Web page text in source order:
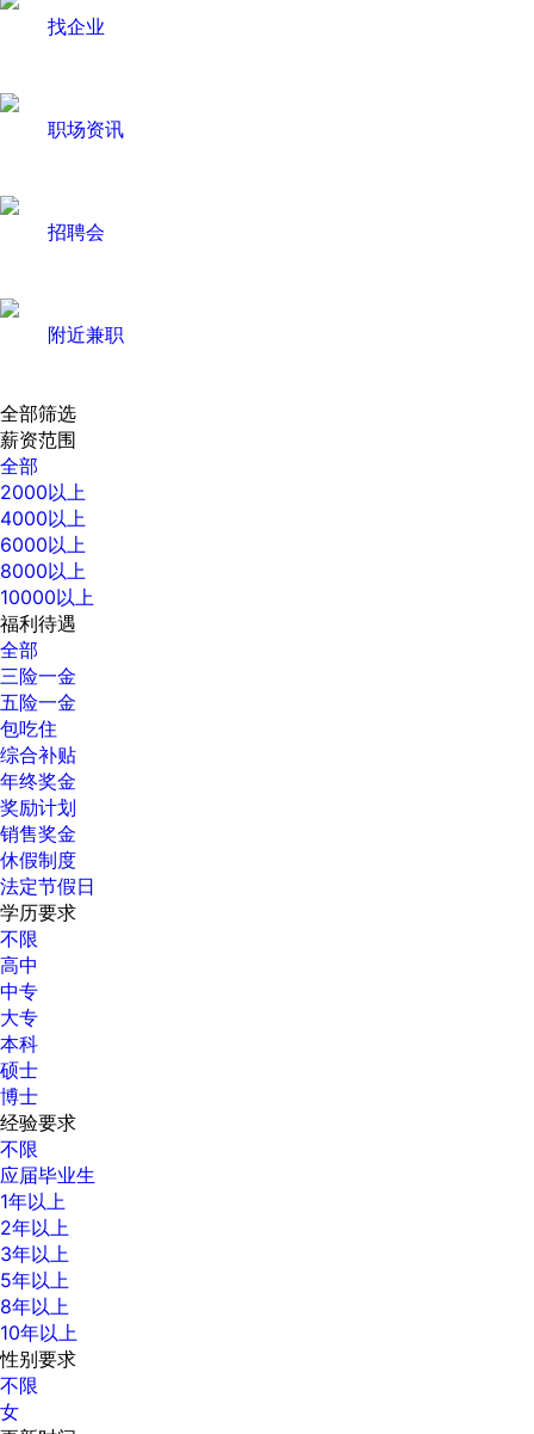
找企业
职场资讯
招聘会
附近兼职
全部筛选
薪资范围
全部
2000以上
4000以上
6000以上
8000以上
10000以上
福利待遇
全部
三险一金
五险一金
包吃住
综合补贴
年终奖金
奖励计划
销售奖金
休假制度
法定节假日
学历要求
不限
高中
中专
大专
本科
硕士
博士
经验要求
不限
应届毕业生
1年以上
2年以上
3年以上
5年以上
8年以上
10年以上
性别要求
不限
女